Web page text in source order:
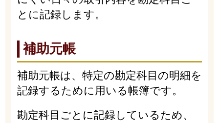
とに記録します。
補助元帳
補助元帳は、特定の勘定科目の明細を
記録するために用いる帳簿です。
勘定科目ごとに記録しているため、